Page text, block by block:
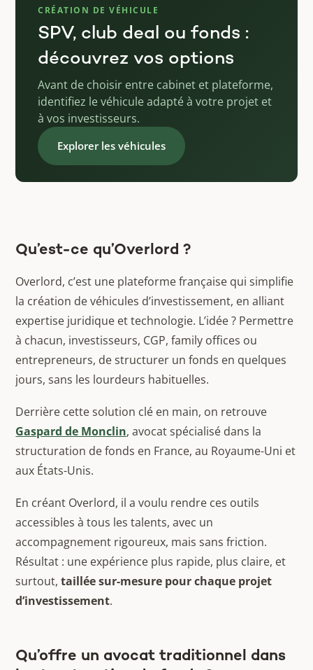
CRÉATION DE VÉHICULE
SPV, club deal ou fonds :
découvrez vos options
Avant de choisir entre cabinet et plateforme,
identifiez le véhicule adapté à votre projet et
à vos investisseurs.
Explorer les véhicules
Qu’est-ce qu’Overlord ?
Overlord, c’est une plateforme française qui simplifie
la création de véhicules d’investissement, en alliant
expertise juridique et technologie. L’idée ? Permettre
à chacun, investisseurs, CGP, family offices ou
entrepreneurs, de structurer un fonds en quelques
jours, sans les lourdeurs habituelles.
Derrière cette solution clé en main, on retrouve
Gaspard de Monclin, avocat spécialisé dans la
structuration de fonds en France, au Royaume-Uni et
aux États-Unis.
En créant Overlord, il a voulu rendre ces outils
accessibles à tous les talents, avec un
accompagnement rigoureux, mais sans friction.
Résultat : une expérience plus rapide, plus claire, et
surtout,taillée sur-mesure pour chaque projet
d’investissement.
Qu’offre un avocat traditionnel dans